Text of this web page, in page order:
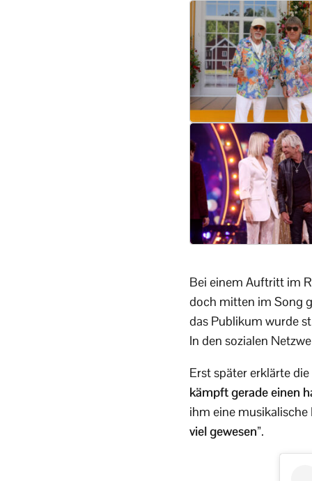
Bei einem Auftritt im
doch mitten im Song
das Publikum wurde
In den sozialen
Erst später erklärte
kämpft gerade einen
ihm eine
viel gewesen”.